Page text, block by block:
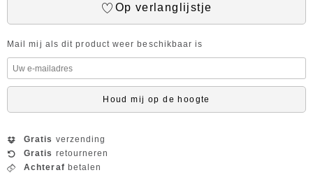
Op verlanglijstje
Mail mij als dit product weer beschikbaar is
Houd mij op de hoogte
Gratis verzending
Gratis retourneren
Achteraf betalen